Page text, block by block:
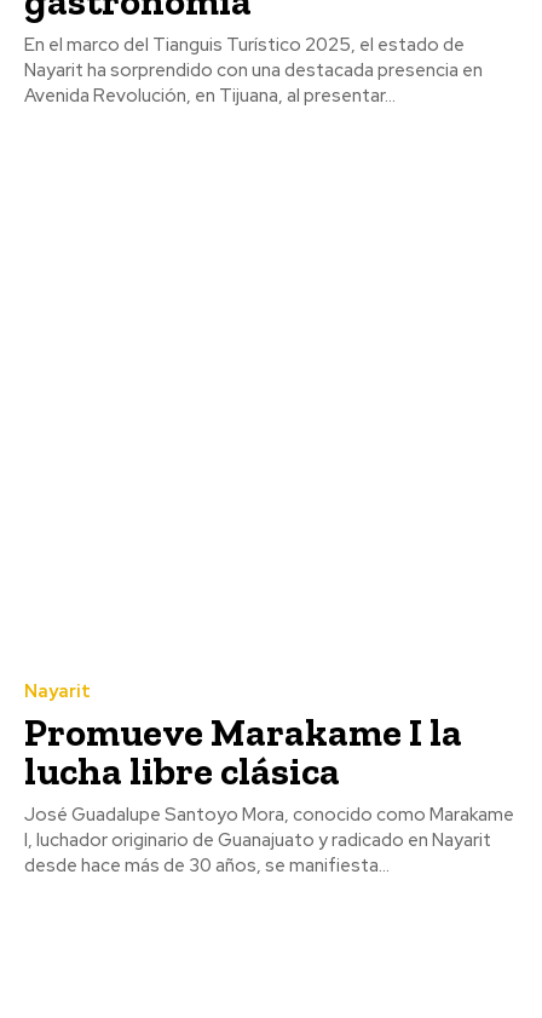
En el marco del Tianguis Turístico 2025, el estado de
Nayarit ha sorprendido con una destacada presencia en
Avenida Revolución, en Tijuana, al presentar...
Nayarit
Promueve Marakame I la
lucha libre clásica
José Guadalupe Santoyo Mora, conocido como Marakame
I, luchador originario de Guanajuato y radicado en Nayarit
desde hace más de 30 años, se manifiesta...